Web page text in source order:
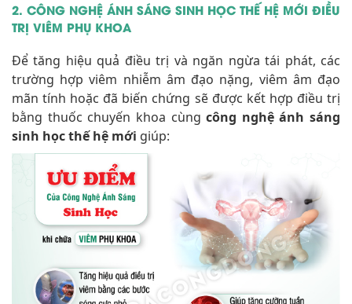
2. CÔNG NGHỆ ÁNH SÁNG SINH HỌC THẾ HỆ MỚI ĐIỀU
TRỊ VIÊM PHỤ KHOA
Để tăng hiệu quả điều trị và ngăn ngừa tái phát, các
trường hợp viêm nhiễm âm đạo nặng, viêm âm đạo
mãn tính hoặc đã biến chứng sẽ được kết hợp điều trị
bằng thuốc chuyến khoa cùng công nghệ ánh sáng
sinh học thế hệ mới giúp: